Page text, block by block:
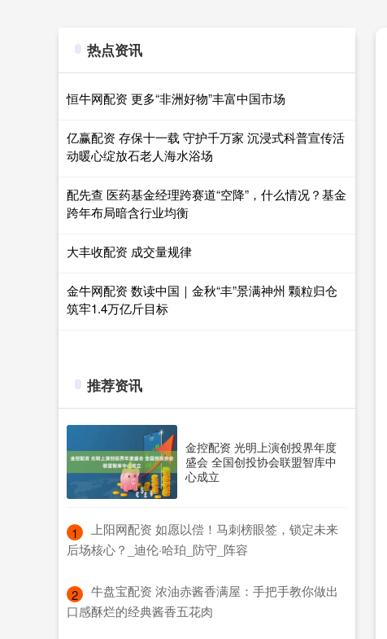
热点资讯
恒牛网配资 更多“非洲好物”丰富中国市场
亿赢配资 存保十一载 守护千万家 沉浸式科普宣传活
动暖心绽放石老人海水浴场
配先查 医药基金经理跨赛道“空降”，什么情况？基金
跨年布局暗含行业均衡
大丰收配资 成交量规律
金牛网配资 数读中国｜金秋“丰”景满神州 颗粒归仓
筑牢1.4万亿斤目标
推荐资讯
金控配资 光明上演创投界年度
盛会 全国创投协会联盟智库中
心成立
1
​上阳网配资 如愿以偿！马刺榜眼签，锁定未来
后场核心？_迪伦·哈珀_防守_阵容
2
​牛盘宝配资 浓油赤酱香满屋：手把手教你做出
口感酥烂的经典酱香五花肉